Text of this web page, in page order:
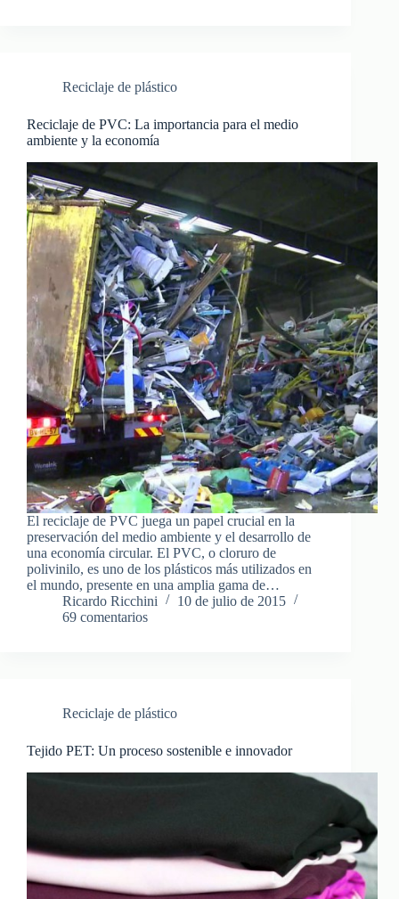
Reciclaje de plástico
Reciclaje de PVC: La importancia para el medio
ambiente y la economía
El reciclaje de PVC juega un papel crucial en la
preservación del medio ambiente y el desarrollo de
una economía circular. El PVC, o cloruro de
polivinilo, es uno de los plásticos más utilizados en
el mundo, presente en una amplia gama de…
Ricardo Ricchini
10 de julio de 2015
69 comentarios
Reciclaje de plástico
Tejido PET: Un proceso sostenible e innovador